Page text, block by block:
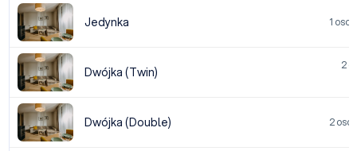
Jedynka 1
Dwójka (Twin)
2
Dwójka (Double) 2